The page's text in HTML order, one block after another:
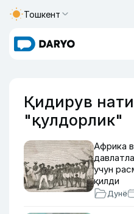
Тошкент
Қидирув
"қулдорлик"
Африка
учун
қилди
Дунё